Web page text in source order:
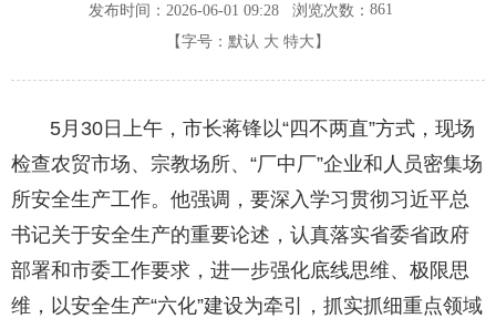
发布时间：2026-06-01 09:28 浏览次数： 861
【字号： 默认 大 特大 】
5月30日上午，市长蒋锋以“四不两直”方式，现场
检查农贸市场、宗教场所、“厂中厂”企业和人员密集场
所安全生产工作。他强调，要深入学习贯彻习近平总
书记关于安全生产的重要论述，认真落实省委省政府
部署和市委工作要求，进一步强化底线思维、极限思
维，以安全生产“六化”建设为牵引，抓实抓细重点领域